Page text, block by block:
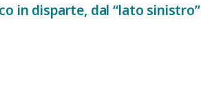
in disparte, dal “lato sinistro”